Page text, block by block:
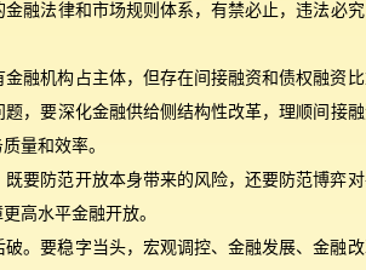
融法律和市场规则体系，有禁必止，违法必
融机构占主体，但存在间接融资和债权融资
，要深化金融供给侧结构性改革，理顺间接融
量和效率。
要防范开放本身带来的风险，还要防范博弈
高水平金融开放。
。要稳字当头，宏观调控、金融发展、金融改